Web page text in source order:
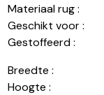
Materiaal rug :
Geschikt voor :
Gestoffeerd :
Breedte :
Hoogte :